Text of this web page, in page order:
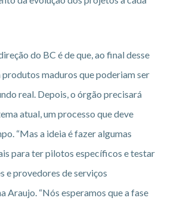
do BC é de que, ao final desse
produtos maduros que poderiam ser
real. Depois, o órgão precisará
atual, um processo que deve
“Mas a ideia é fazer algumas
para ter pilotos específicos e testar
e provedores de serviços
Araujo. “Nós esperamos que a fase